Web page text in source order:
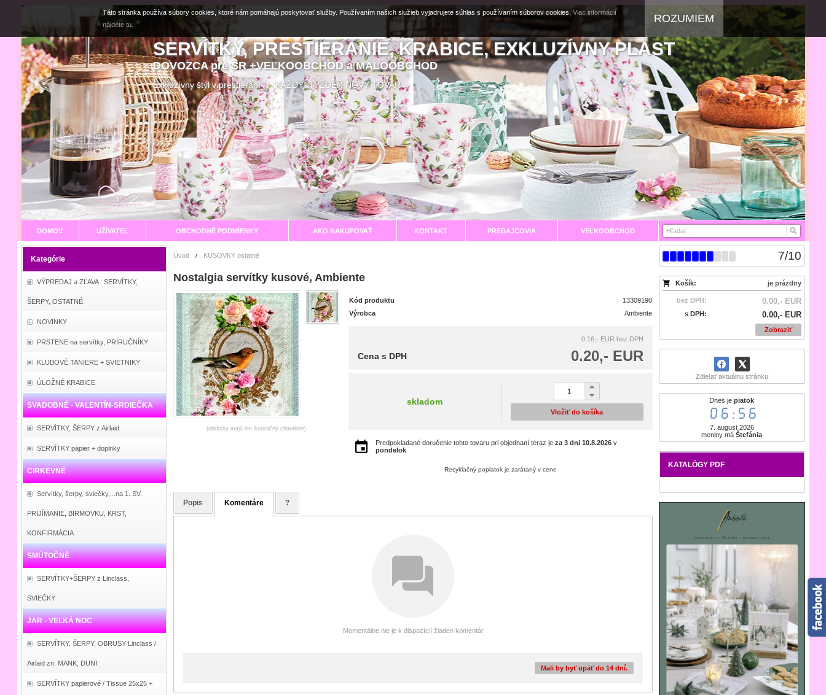
SERVÍTKY, PRESTIERANIE, KRABICE, EXKLUZÍVNY PLAST
DOVOZCA pre SR +VEĽKOOBCHOD a MALOOBCHOD
Exkluzívny štýl v prestieraní KAŽDÝ TÝŽDEŇ NOVÝ TOVAR
DOMOV UŽÍVATEĽ OBCHODNÉ PODMIENKY AKO NAKUPOVAŤ KONTAKT PREDAJCOVIA VEĽKOOBCHOD
Kategórie
VÝPREDAJ a ZĽAVA : SERVÍTKY,
ŠERPY, OSTATNÉ
NOVINKY
PRSTENE na servítky, PRÍRUČNÍKY
KLUBOVÉ TANIERE + SVIETNIKY
ÚLOŽNÉ KRABICE
SVADOBNÉ - VALENTÍN-SRDIEČKA
SERVÍTKY, ŠERPY z Airlaid
SERVÍTKY papier + doplnky
CIRKEVNÉ
Servítky, šerpy, sviečky,...na 1. SV.
PRIJÍMANIE, BIRMOVKU, KRST,
KONFIRMÁCIA
SMÚTOČNÉ
SERVÍTKY+ŠERPY z Linclass,
SVIEČKY
JAR - VEĽKÁ NOC
SERVÍTKY, ŠERPY, OBRUSY Linclass /
Airlaid zn. MANK, DUNI
SERVÍTKY papierové / Tissue 25x25 +
7/10
Košík: je prázdny
bez DPH: 0.00,- EUR
s DPH: 0.00,- EUR
Zobraziť
Zdieľať aktuálnu stránku
Dnes jepiatok
06:56
7. august 2026
meniny máŠtefánia
KATALÓGY PDF
Úvod / KUSOVKY ostatné
Nostalgia servítky kusové, Ambiente
(obrázky majú len ilustračný charakter)
Kód produktu
13309190
Výrobca
Ambiente
0.16,- EUR bez DPH
0.20,- EUR
Cena s DPH
skladom
Vložiť do košíka
Predpokladané doručenie tohto tovaru pri objednaní teraz je za 3 dni 10.8.2026v
pondelok
Recyklačný poplatok je zarátaný v cene
Popis Komentáre ?
Momentálne nie je k dispozícií žiaden komentár
Mali by byť opäť do 14 dní.
Táto stránka používa súbory cookies, ktoré nám pomáhajú poskytovať služby. Používaním našich služieb vyjadrujete súhlas s používaním súborov cookies. Viac informácií
nájdete tu.
ROZUMIEM